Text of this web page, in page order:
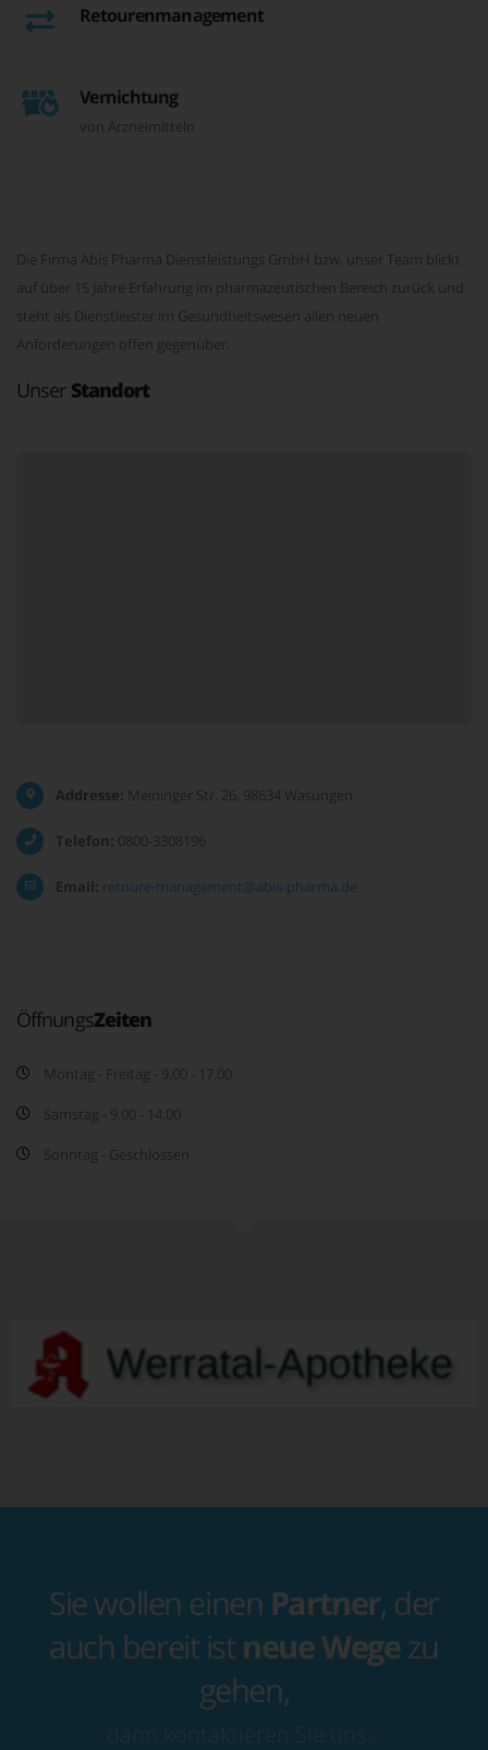
Retourenmanagement
Vernichtung
von Arzneimitteln
Die Firma Abis Pharma Dienstleistungs GmbH bzw. unser Team blickt
auf über 15 Jahre Erfahrung im pharmazeutischen Bereich zurück und
steht als Dienstleister im Gesundheitswesen allen neuen
Anforderungen offen gegenüber.
Unser Standort
Addresse: Meininger Str. 26, 98634 Wasungen
Telefon: 0800-3308196
Email: retoure-management@abis-pharma.de
ÖffnungsZeiten
Montag - Freitag - 9.00 - 17.00
Samstag - 9.00 - 14.00
Sonntag - Geschlossen
Sie wollen einen Partner, der
auch bereit ist neue Wegezu
gehen,
dann kontaktieren Sie uns…